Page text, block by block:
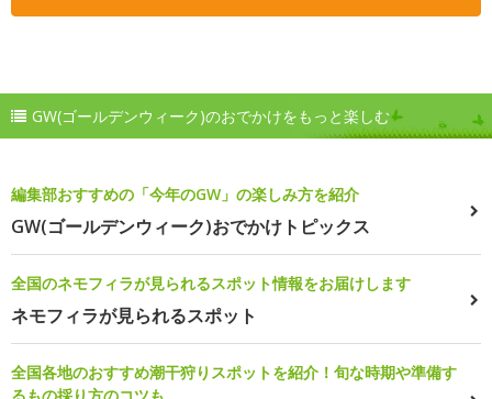
GW(ゴールデンウィーク)のおでかけをもっと楽しむ
編集部おすすめの「今年のGW」の楽しみ方を紹介
GW(ゴールデンウィーク)おでかけトピックス
全国のネモフィラが見られるスポット情報をお届けします
ネモフィラが見られるスポット
全国各地のおすすめ潮干狩りスポットを紹介！旬な時期や準備す